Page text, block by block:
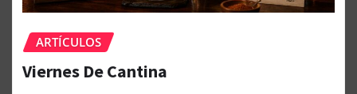
ARTÍCULOS
Viernes De Cantina